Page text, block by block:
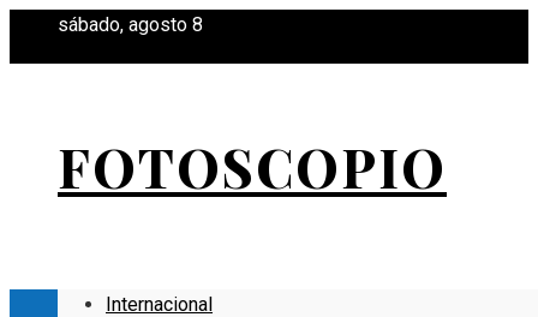
sábado, agosto 8
FOTOSCOPIO
Internacional